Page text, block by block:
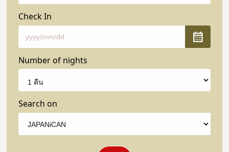
Check In
Number of nights
Search on